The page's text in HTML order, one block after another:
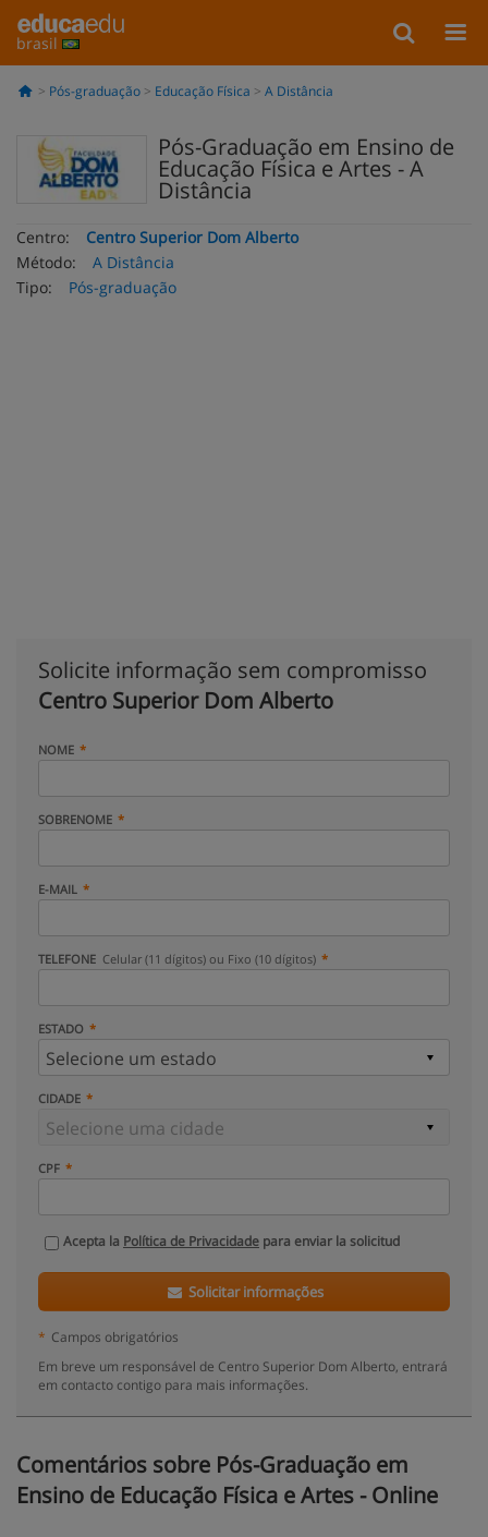
brasil
Pós-graduação Educação Física A Distância
Pós-Graduação em Ensino de
Educação Física e Artes - A
Distância
Centro:
Centro Superior Dom Alberto
Método:
A Distância
Tipo:
Pós-graduação
Solicite informação sem compromisso
Centro Superior Dom Alberto
NOME
SOBRENOME
E-MAIL
TELEFONE Celular (11 dígitos) ou Fixo (10 dígitos)
ESTADO
CIDADE
CPF
Acepta la Política de Privacidade para enviar la solicitud
Solicitar informações
* Campos obrigatórios
Em breve um responsável de Centro Superior Dom Alberto, entrará
em contacto contigo para mais informações.
Comentários sobre Pós-Graduação em
Ensino de Educação Física e Artes - Online